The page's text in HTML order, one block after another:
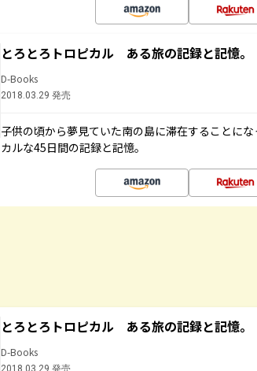
とろとろトロピカル ある旅の記録と記憶
D-Books
2018.03.29 発売
子供の頃から夢見ていた南の島に滞在することに
カルな45日間の記録と記憶。
とろとろトロピカル ある旅の記録と記憶
D-Books
2018.03.29 発売